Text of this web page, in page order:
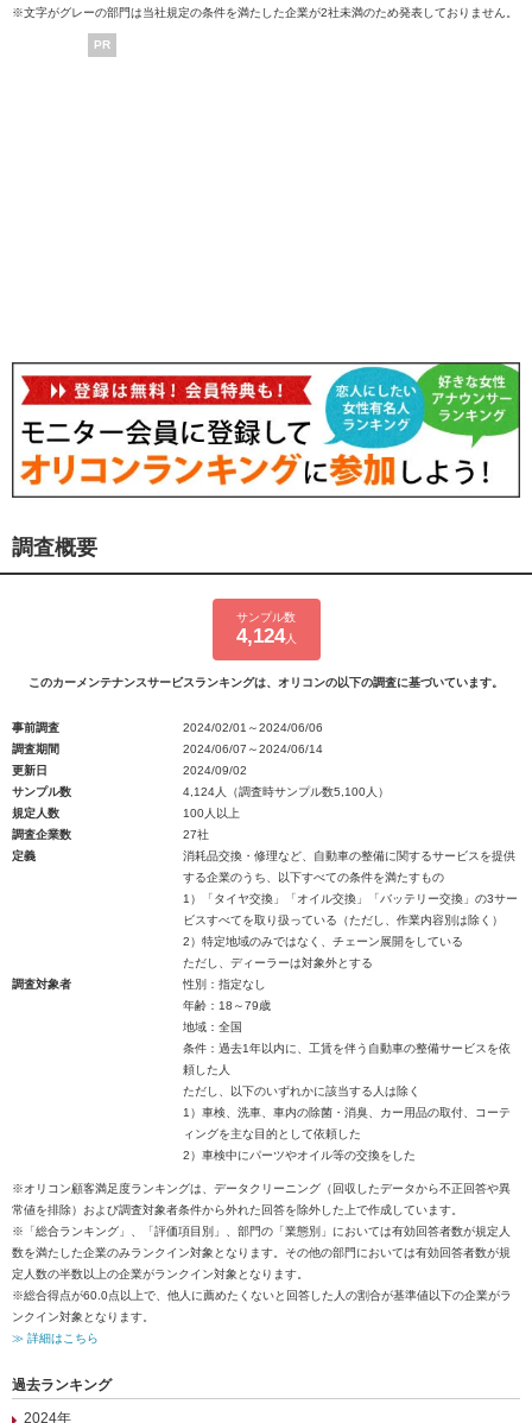
※文字がグレーの部門は当社規定の条件を満たした企業が2社未満のため発表しておりません。
PR
調査概要
サンプル数
4,124人
このカーメンテナンスサービスランキングは、オリコンの以下の調査に基づいています。
事前調査
2024/02/01～2024/06/06
調査期間
2024/06/07～2024/06/14
更新日
2024/09/02
サンプル数
4,124人（調査時サンプル数5,100人）
規定人数
100人以上
調査企業数
27社
定義
消耗品交換・修理など、自動車の整備に関するサービスを提供
する企業のうち、以下すべての条件を満たすもの
1）「タイヤ交換」「オイル交換」「バッテリー交換」の3サー
ビスすべてを取り扱っている（ただし、作業内容別は除く）
2）特定地域のみではなく、チェーン展開をしている
ただし、ディーラーは対象外とする
調査対象者
性別：指定なし
年齢：18～79歳
地域：全国
条件：過去1年以内に、工賃を伴う自動車の整備サービスを依
頼した人
ただし、以下のいずれかに該当する人は除く
1）車検、洗車、車内の除菌・消臭、カー用品の取付、コーテ
ィングを主な目的として依頼した
2）車検中にパーツやオイル等の交換をした
※オリコン顧客満足度ランキングは、データクリーニング（回収したデータから不正回答や異
常値を排除）および調査対象者条件から外れた回答を除外した上で作成しています。
※「総合ランキング」、「評価項目別」、部門の「業態別」においては有効回答者数が規定人
数を満たした企業のみランクイン対象となります。その他の部門においては有効回答者数が規
定人数の半数以上の企業がランクイン対象となります。
※総合得点が60.0点以上で、他人に薦めたくないと回答した人の割合が基準値以下の企業がラ
ンクイン対象となります。
≫ 詳細はこちら
過去ランキング
2024年